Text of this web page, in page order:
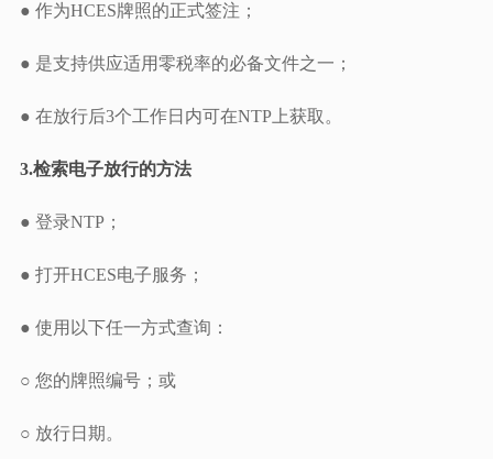
● 作为HCES牌照的正式签注；
● 是支持供应适用零税率的必备文件之一；
● 在放行后3个工作日内可在NTP上获取。
3.检索电子放行的方法
● 登录NTP；
● 打开HCES电子服务；
● 使用以下任一方式查询：
○ 您的牌照编号；或
○ 放行日期。